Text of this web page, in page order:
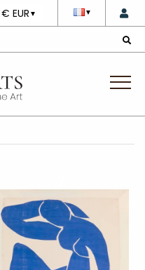
▼
DEVISE
€ EUR ▼